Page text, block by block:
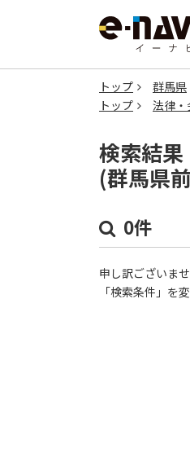
トップ 群馬県
トップ
法律・
検索結果
(群馬県
0件
申し訳ございま
「検索条件」を